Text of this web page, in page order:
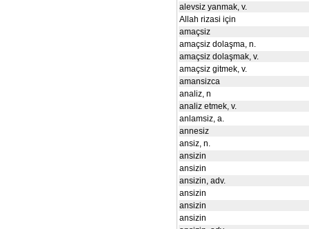
alevsiz yanmak, v.
Allah rizasi için
amaçsiz
amaçsiz dolaşma, n.
amaçsiz dolaşmak, v.
amaçsiz gitmek, v.
amansizca
analiz, n
analiz etmek, v.
anlamsiz, a.
annesiz
ansiz, n.
ansizin
ansizin
ansizin, adv.
ansizin
ansizin
ansizin